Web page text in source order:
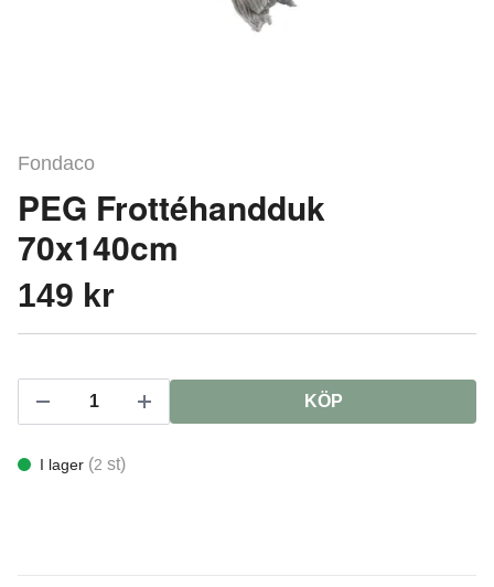
Fondaco
PEG Frottéhandduk
70x140cm
149 kr
KÖP
I lager (2 st)